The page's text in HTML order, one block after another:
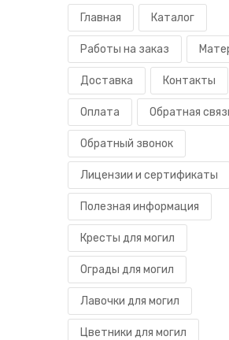
Главная Каталог
Работы на заказ
Доставка Контакты
Оплата Обратная
Обратный звонок
Лицензии и сертификаты
Полезная информация
Кресты для могил
Ограды для могил
Лавочки для могил
Цветники для могил